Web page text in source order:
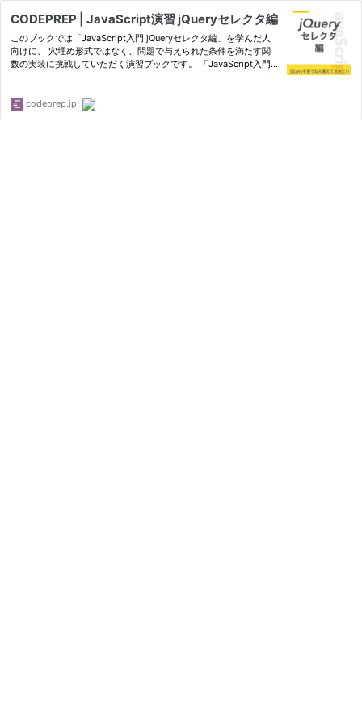
CODEPREP | JavaScript演習 jQueryセレクタ編
このブックでは「JavaScript入門 jQueryセレクタ編」を学んだ人
向けに、 穴埋め形式ではなく、問題で与えられた条件を満たす関
数の実装に挑戦していただく演習ブックです。 「JavaScript入門 j
codeprep.jp